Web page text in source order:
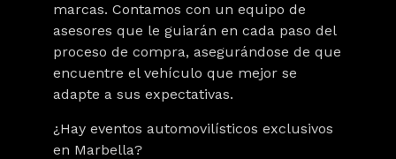
marcas. Contamos con un equipo de
asesores que le guiarán en cada paso del
proceso de compra, asegurándose de que
encuentre el vehículo que mejor se
adapte a sus expectativas.
¿Hay eventos automovilísticos exclusivos
en Marbella?